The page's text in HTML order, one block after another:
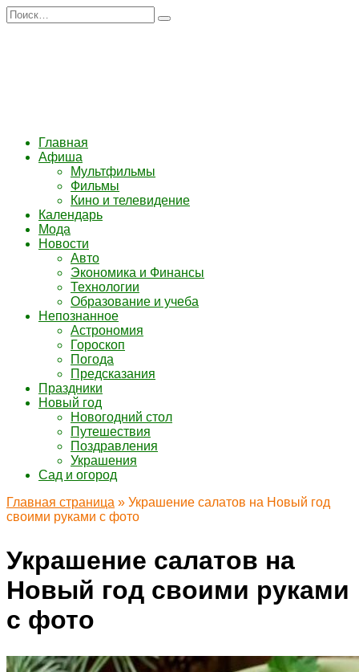
Перейти
к
Search
for:
Главная
Афиша
Мультфильмы
Фильмы
Кино и телевидение
Календарь
Мода
Новости
Авто
Экономика и Финансы
Технологии
Образование и учеба
Непознанное
Астрономия
Гороскоп
Погода
Предсказания
Праздники
Новый год
Новогодний стол
Путешествия
Поздравления
Украшения
Сад и огород
Главная страница » Украшение салатов на Новый год
своими руками с фото
Украшение салатов на
Новый год своими руками
с фото